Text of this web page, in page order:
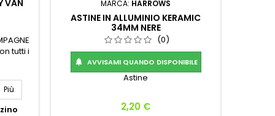
VAN
tutti i
Più
MARCA: HARROWS
ASTINE IN ALLUMINIO KERAMIC
34MM NERE
(0)
 AVVISAMI QUANDO DISPONIBILE
Astine
Prezzo
2,20 €